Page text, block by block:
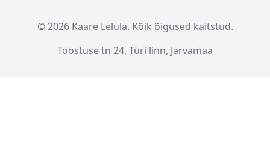
© 2026 Kaare Lelula. Kõik õigused kaitstud.
Tööstuse tn 24, Türi linn, Järvamaa